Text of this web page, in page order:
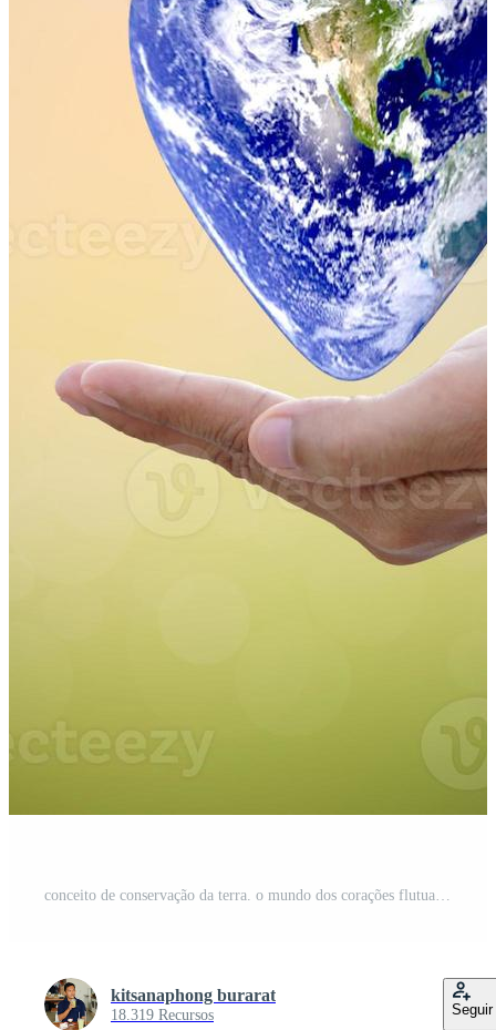
conceito de conservação da terra. o mundo dos corações flutua acima das mãos humanas. fundo desfocado da natureza Foto Pro
kitsanaphong burarat
18.319 Recursos Seguir